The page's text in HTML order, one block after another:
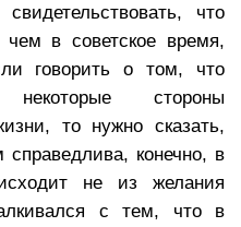
что
в советское время,
говорить о том, что
стороны
то нужно сказать,
справедлива, конечно, в
не из желания
с тем, что в